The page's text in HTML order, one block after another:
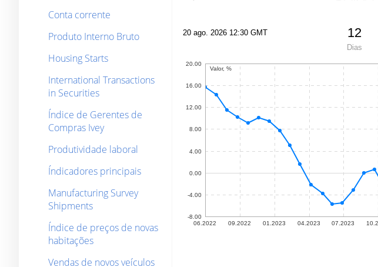
Conta corrente
Produto Interno Bruto
Housing Starts
International Transactions
in Securities
Índice de Gerentes de
Compras Ivey
Produtividade laboral
Índicadores principais
Manufacturing Survey
Shipments
Índice de preços de novas
habitações
Vendas de novos veículos